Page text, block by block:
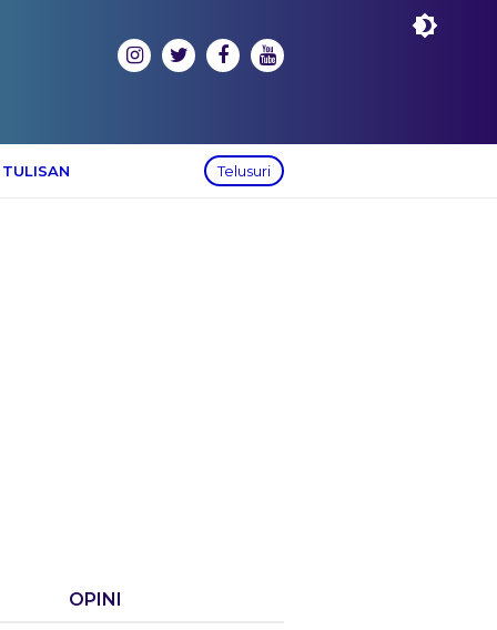
TULISAN Telusuri
OPINI